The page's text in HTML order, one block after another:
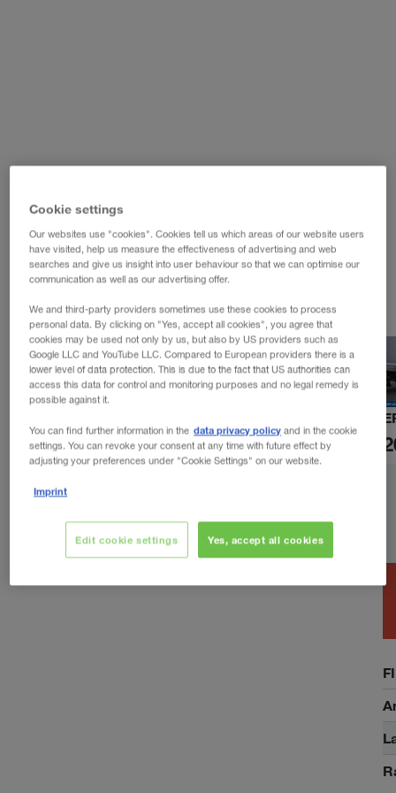
Cookie settings
Our websites use "cookies". Cookies tell us which areas of our website users
have visited, help us measure the effectiveness of advertising and web
searches and give us insight into user behaviour so that we can optimise our
communication as well as our advertising offer.
We and third-party providers sometimes use these cookies to process
personal data. By clicking on "Yes, accept all cookies", you agree that
cookies may be used not only by us, but also by US providers such as
Google LLC and YouTube LLC. Compared to European providers there is a
lower level of data protection. This is due to the fact that US authorities can
access this data for control and monitoring purposes and no legal remedy is
possible against it.
You can find further information in the data privacy policy and in the cookie
settings. You can revoke your consent at any time with future effect by
adjusting your preferences under "Cookie Settings" on our website.
Imprint
Yes, accept all cookies
Edit cookie settings